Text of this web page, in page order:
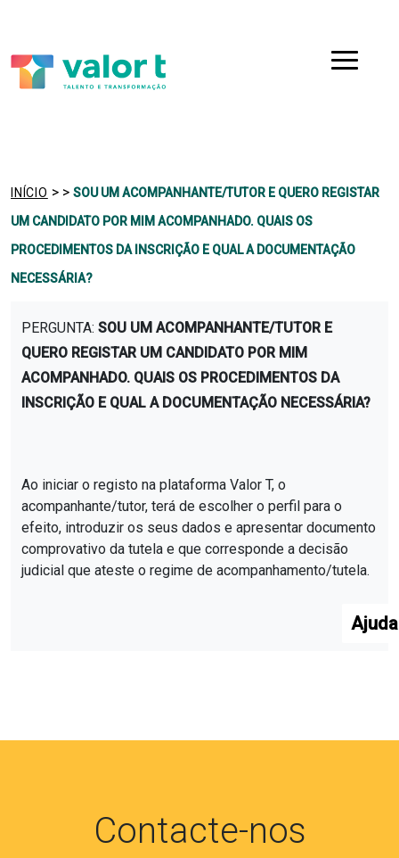
conteúdo
Menu
INÍCIO > > SOU UM ACOMPANHANTE/TUTOR E QUERO REGISTAR
UM CANDIDATO POR MIM ACOMPANHADO. QUAIS OS
PROCEDIMENTOS DA INSCRIÇÃO E QUAL A DOCUMENTAÇÃO
NECESSÁRIA?
PERGUNTA: SOU UM ACOMPANHANTE/TUTOR E
QUERO REGISTAR UM CANDIDATO POR MIM
ACOMPANHADO. QUAIS OS PROCEDIMENTOS DA
INSCRIÇÃO E QUAL A DOCUMENTAÇÃO NECESSÁRIA?
Ao iniciar o registo na plataforma Valor T, o
acompanhante/tutor, terá de escolher o perfil para o
efeito, introduzir os seus dados e apresentar documento
comprovativo da tutela e que corresponde a decisão
judicial que ateste o regime de acompanhamento/tutela.
Ajuda
Contacte-nos